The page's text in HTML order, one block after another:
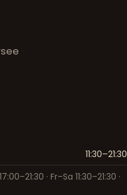
11:30–21:30
· Fr–Sa 11:30–21:30 ·